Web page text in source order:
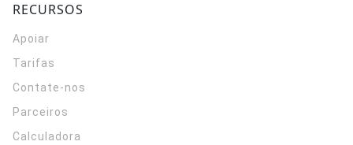
RECURSOS
Apoiar
Tarifas
Contate-nos
Parceiros
Calculadora